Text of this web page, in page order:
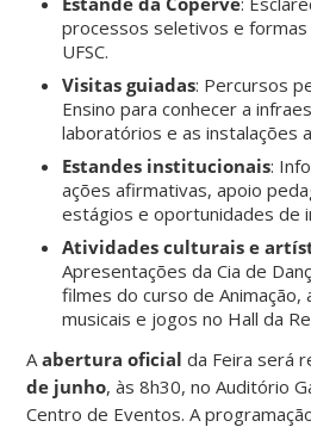
processos seletivos e
UFSC.
Visitas guiadas: Percursos
Ensino para conhecer a
laboratórios e as instalações
Estandes institucionais:
ações afirmativas, apoio
estágios e oportunidades de
Atividades culturais e
Apresentações da Cia de
filmes do curso de Animação,
musicais e jogos no Hall da
Aabertura oficial da Feira será
de junho, às 8h30, no Auditório
Centro de Eventos. A